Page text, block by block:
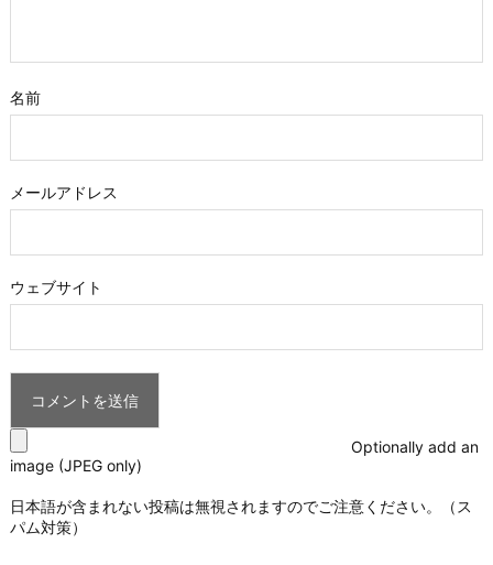
名前
メールアドレス
ウェブサイト
Optionally add an
image (JPEG only)
日本語が含まれない投稿は無視されますのでご注意ください。（ス
パム対策）